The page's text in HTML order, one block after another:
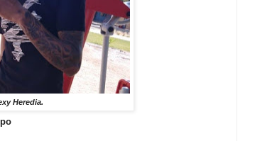
Heredia.